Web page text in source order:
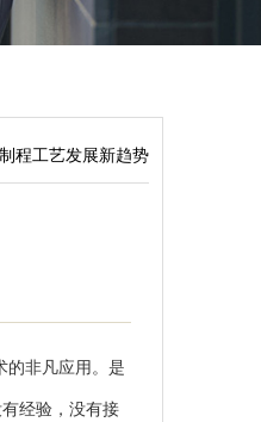
程工艺发展新趋势
非凡应用。是
经验，没有接